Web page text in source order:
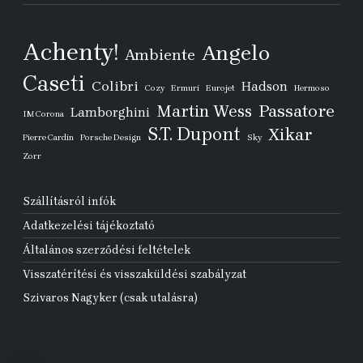
Achenty! Ambiente Angelo
Caseti Colibri Cozy Ermuri Eurojet Hadson Hermoso
IM Corona Lamborghini Martin Wess Passatore
Pierre Cardin Porsche Design S.T. Dupont Sky Xikar
Zorr
Szállításról infók
Adatkezelési tájékoztató
Általános szerződési feltételek
Visszatérítési és visszaküldési szabályzat
Szivaros Nagyker (csak utalásra)